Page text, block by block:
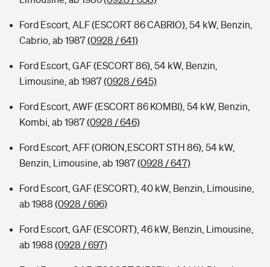
Ford Escort, ALF (ESCORT 86 CABRIO), 54 kW, Benzin,
Cabrio, ab 1987(0928 / 641)
Ford Escort, GAF (ESCORT 86), 54 kW, Benzin,
Limousine, ab 1987(0928 / 645)
Ford Escort, AWF (ESCORT 86 KOMBI), 54 kW, Benzin,
Kombi, ab 1987(0928 / 646)
Ford Escort, AFF (ORION,ESCORT STH 86), 54 kW,
Benzin, Limousine, ab 1987(0928 / 647)
Ford Escort, GAF (ESCORT), 40 kW, Benzin, Limousine,
ab 1988 (0928 / 696)
Ford Escort, GAF (ESCORT), 46 kW, Benzin, Limousine,
ab 1988 (0928 / 697)